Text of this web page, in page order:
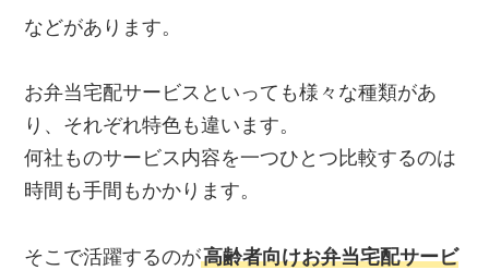
などがあります。
お弁当宅配サービスといっても様々な種類があ
り、それぞれ特色も違います。
何社ものサービス内容を一つひとつ比較するのは
時間も手間もかかります。
そこで活躍するのが高齢者向けお弁当宅配サービ